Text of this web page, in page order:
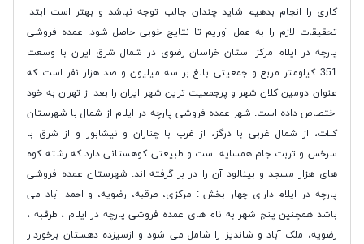
کاری را انجام بدهیم شاید چندان جالب توجه نباشد و بهتر است ابتدا
تحقیقات لازم را به عمل آوریم تا نتایج خوبی حاصل شود. عمده فروشی
پارچه در ایلام مرکز استان خراسان رضوی در شمال شرق ایران با وسعت
351 کیلومتر مربع و جمعیتی بالغ بر سه میلیون و صد هزار نفر است که
عنوان دومین کلان شهر و پرجمعیت ترین شهر ایران را بعد از تهران به خود
اختصاص داده است. شهر عمده فروشی پارچه در ایلام از شمال با شهرستان
کلات، از شمال غربی با درگز، از غرب با چناران و نیشابور و از شرق با
سرخس و تربت جام همسایه است و طبیعتی کوهستانی دارد که رشته کوه
های هزار مسجد و بینالود آن را در بر گرفته اند. شهرستان عمده فروشی
پارچه در ایلام دارای چهار بخش : مرکزی، طرقبه، رضویه، و احمد آباد می
باشد همچنین پنج شهر به نام های عمده فروشی پارچه در ایلام ، طرقبه ،
رضویه، ملک آباد و شاندیز را شامل می شود و ازسیزده دهستان برخوردار